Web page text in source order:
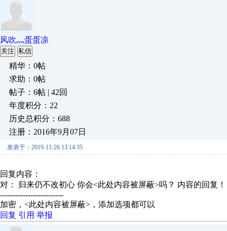
风吹灬蛋蛋凉
关注 私信
精华：0帖
求助：0帖
帖子：6帖 | 42回
年度积分：22
历史总积分：688
注册：2016年9月07日
发表于：2019-11-26 13:14:35
回复内容：
对： 归来仍不改初心 你会<此处内容被屏蔽>吗？ 内容的回复！
-------------------------
加密，<此处内容被屏蔽>，添加选项都可以
回复 引用 举报